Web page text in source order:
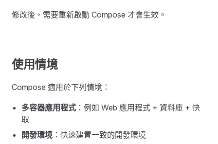
修改後，需要重新啟動 Compose 才會生效。
使用情境
Compose 適用於下列情境：
多容器應用程式 ：例如 Web 應用程式 + 資料庫 + 快
取
開發環境 ：快速建置一致的開發環境